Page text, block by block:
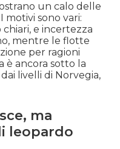
un calo delle
motivi sono vari:
e incertezza
mentre le flotte
per ragioni
è ancora sotto la
livelli di Norvegia,
ma
leopardo